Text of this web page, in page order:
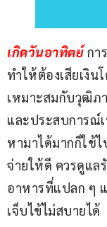
เกิดวันอาทิตย์ กา
ทำให้ต้องเสียเงิน
เหมาะสมกับวุฒิภ
และประสบการณ์
หามาได้มากก็ใช้ไ
จ่ายให้ดี ควรดูแ
อาหารที่แปลก ๆ
เจ็บไข้ไม่สบายได้